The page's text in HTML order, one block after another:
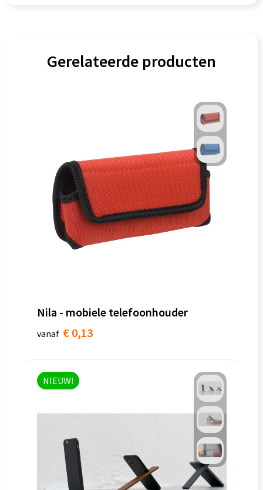
Gerelateerde producten
Nila - mobiele telefoonhouder
vanaf € 0,13
NIEUW!